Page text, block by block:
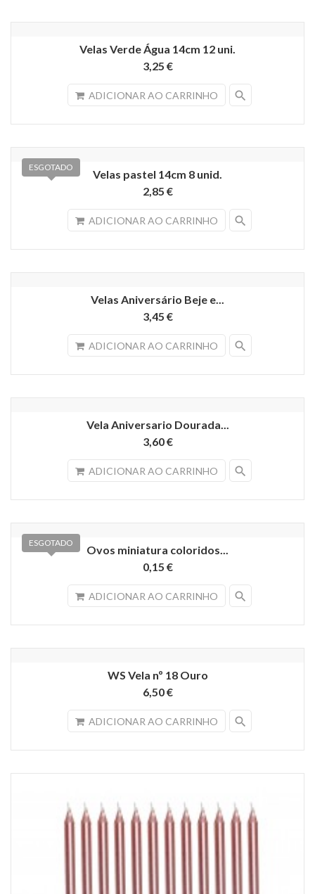
Velas Verde Água 14cm 12 uni.
3,25 €
ADICIONAR AO CARRINHO search
Velas pastel 14cm 8 unid.
2,85 €
ADICIONAR AO CARRINHO search
ESGOTADO
Velas Aniversário Beje e...
3,45 €
ADICIONAR AO CARRINHO search
Vela Aniversario Dourada...
3,60 €
ADICIONAR AO CARRINHO search
Ovos miniatura coloridos...
0,15 €
ADICIONAR AO CARRINHO search
ESGOTADO
WS Vela nº 18 Ouro
6,50 €
ADICIONAR AO CARRINHO search